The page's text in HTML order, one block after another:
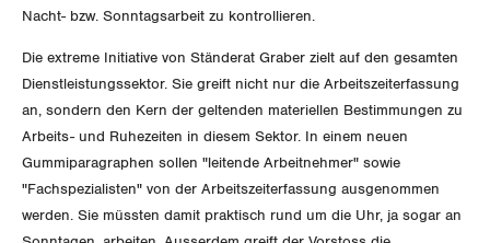
Ergänzungsleistungen
Gesundheit
Energie und Umwelt
Kommunikation und Medien
Gleichstellung von LGBTI
MIGRATION
International
Schweiz
Landesstreik
SERVICE
GEWERKSCHAFTSMITGLIED WERDEN
DER SGB
Nacht- bzw. Sonntagsarbeit zu kontrollieren.
Die extreme Initiative von Ständerat Graber zielt auf den gesamten
Dienstleistungssektor. Sie greift nicht nur die Arbeitszeiterfassung
an, sondern den Kern der geltenden materiellen Bestimmungen zu
Arbeits- und Ruhezeiten in diesem Sektor. In einem neuen
Gummiparagraphen sollen "leitende Arbeitnehmer" sowie
"Fachspezialisten" von der Arbeitszeiterfassung ausgenommen
werden. Sie müssten damit praktisch rund um die Uhr, ja sogar an